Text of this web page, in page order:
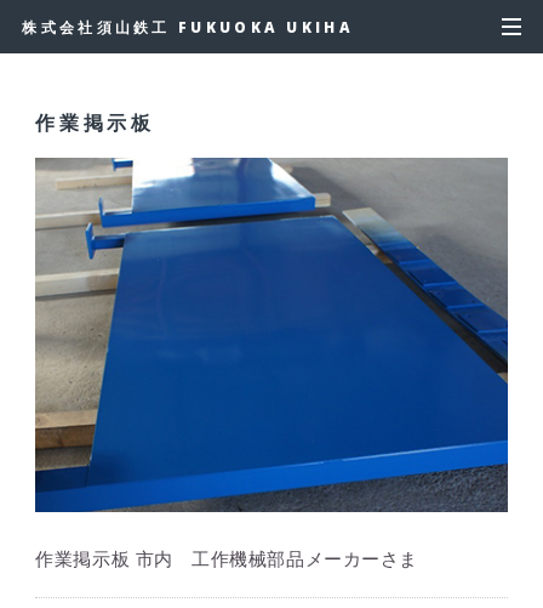
株式会社須山鉄工 FUKUOKA UKIHA
作業掲示板
作業掲示板 市内 工作機械部品メーカーさま